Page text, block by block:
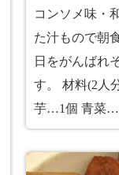
コンソメ味・
た汁もので朝
日をがんばれ
す。 材料(2人
芋…1個 青菜